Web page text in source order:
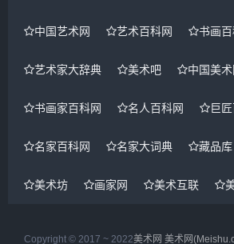
中国艺术网 艺术百科网 书画百
艺术家大辞典 美术吧 中国美术
书画家百科网 名人百科网 巨
名家百科网 名家大词典 藏品库
美术坊 画家网 美术互联
Copyright © 2017 ~ 2022美术网 美术网